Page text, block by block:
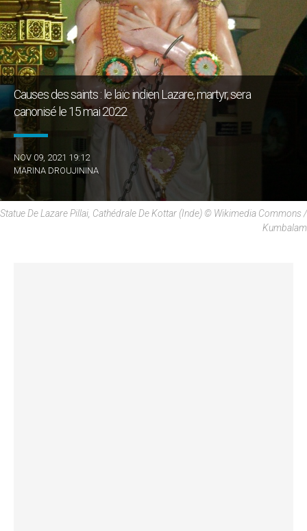
Causes des saints : le laïc indien Lazare, martyr, sera
canonisé le 15 mai 2022
NOV 09, 2021 19:12
MARINA DROUJININA
Statue De Lazare Pillai, Cathédrale De Kottar (Inde) © Wikimedia Commons /
Kumbalam